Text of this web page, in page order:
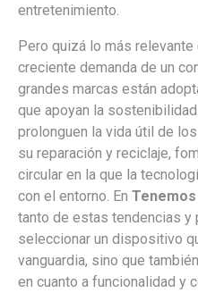
entretenimiento.
Pero quizá lo más
creciente demanda de un
grandes marcas están
que apoyan la
prolonguen la vida útil de
su reparación y reciclaje,
circular en la que la
con el entorno. En
tanto de estas tendencias y
seleccionar un dispositivo
vanguardia, sino que
en cuanto a funcionalidad y